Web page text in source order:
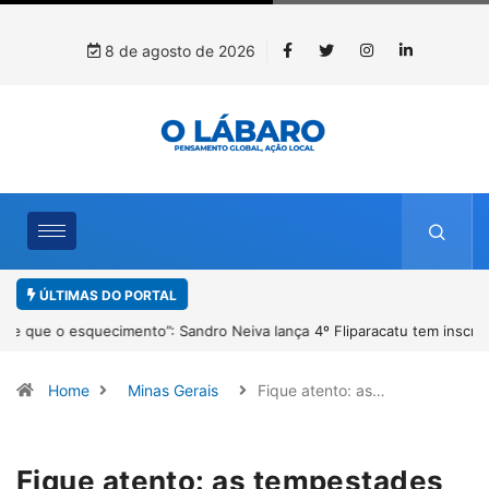
8 de agosto de 2026
ÚLTIMAS DO PORTAL
4º Fliparacatu tem inscrições abertas para o Prêmio de Redação e
Home Minas Gerais Fique atento: as…
Fique atento: as tempestades